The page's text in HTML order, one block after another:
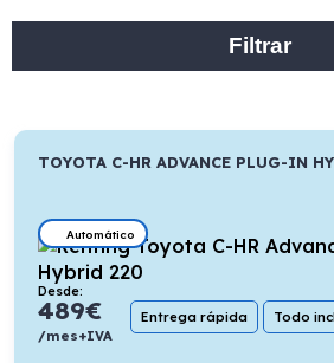
Filtrar
TOYOTA C-HR ADVANCE PLUG-IN
Automático
Desde:
489€
/mes+IVA
Entrega rápida Todo